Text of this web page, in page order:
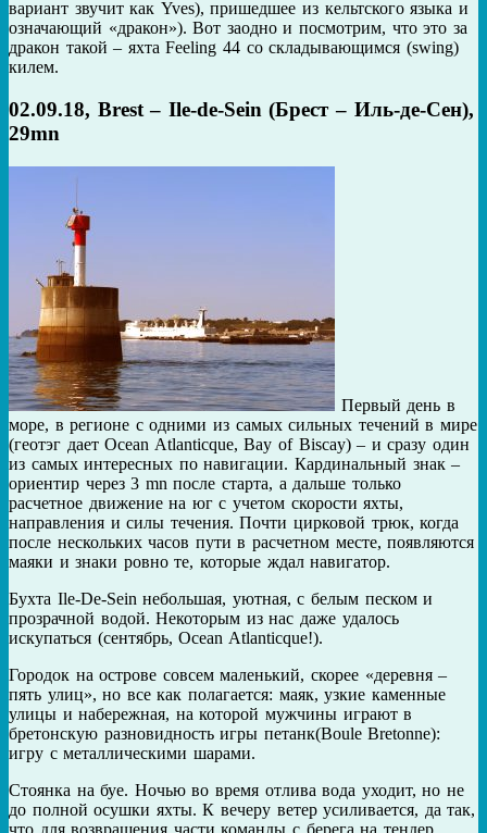
вариант звучит как Yves), пришедшее из кельтского языка и
означающий «дракон»). Вот заодно и посмотрим, что это за
дракон такой – яхта Feeling 44 со складывающимся (swing)
килем.
02.09.18, Brest – Ile-de-Sein (Брест – Иль-де-Cен),
29mn
Первый день в
море, в регионе с одними из самых сильных течений в мире
(геотэг дает Ocean Atlanticque, Bay of Biscay) – и сразу один
из самых интересных по навигации. Кардинальный знак –
ориентир через 3 mn после старта, а дальше только
расчетное движение на юг с учетом скорости яхты,
направления и силы течения. Почти цирковой трюк, когда
после нескольких часов пути в расчетном месте, появляются
маяки и знаки ровно те, которые ждал навигатор.
Бухта Ile-De-Sein небольшая, уютная, с белым песком и
прозрачной водой. Некоторым из нас даже удалось
искупаться (сентябрь, Ocean Atlanticque!).
Городок на острове совсем маленький, скорее «деревня –
пять улиц», но все как полагается: маяк, узкие каменные
улицы и набережная, на которой мужчины играют в
бретонскую разновидность игры петанк(Boule Bretonne):
игру с металлическими шарами.
Стоянка на буе. Ночью во время отлива вода уходит, но не
до полной осушки яхты. К вечеру ветер усиливается, да так,
что для возвращения части команды с берега на тендер